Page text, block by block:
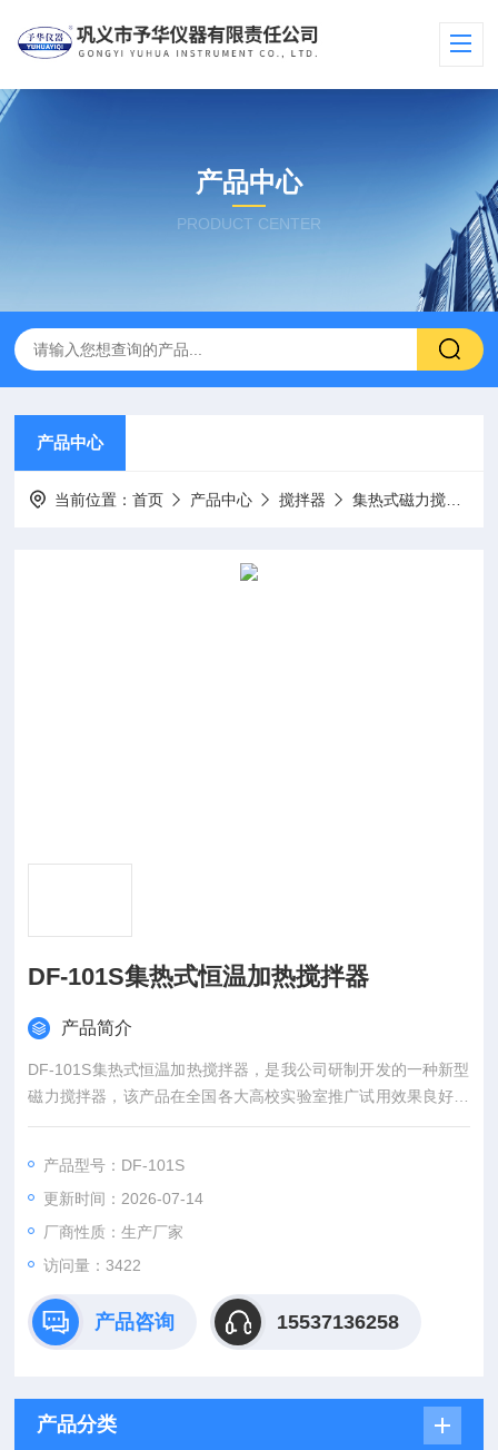
产品中心
PRODUCT CENTER
产品中心
当前位置：首页 产品中心 搅拌器 集热式磁力搅拌器
DF-101S集热式恒温加热搅拌器
产品简介
DF-101S集热式恒温加热搅拌器，是我公司研制开发的一种新型
磁力搅拌器，该产品在全国各大高校实验室推广试用效果良好，
深受用户好评。
产品型号：DF-101S
更新时间：2026-07-14
厂商性质：生产厂家
访问量：3422
产品咨询 15537136258
产品分类